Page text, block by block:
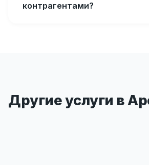
контрагентами?
Другие услуги в